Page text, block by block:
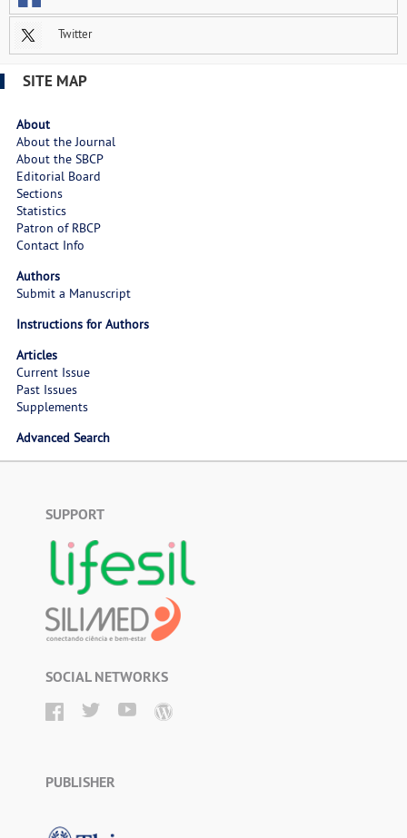
Twitter
SITE MAP
About
About the Journal
About the SBCP
Editorial Board
Sections
Statistics
Patron of RBCP
Contact Info
Authors
Submit a Manuscript
Instructions for Authors
Articles
Current Issue
Past Issues
Supplements
Advanced Search
SUPPORT
SOCIAL NETWORKS
PUBLISHER